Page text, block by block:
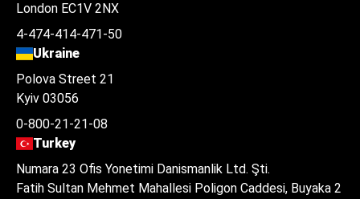
London EC1V 2NX
4-474-414-471-50
Ukraine
Polova Street 21
Kyiv 03056
0-800-21-21-08
Turkey
Numara 23 Ofis Yonetimi Danismanlik Ltd. Şti.
Fatih Sultan Mehmet Mahallesi Poligon Caddesi, Buyaka 2